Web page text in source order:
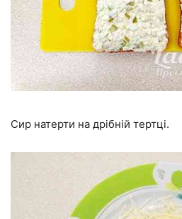
Сир натерти на дрібній тертці.